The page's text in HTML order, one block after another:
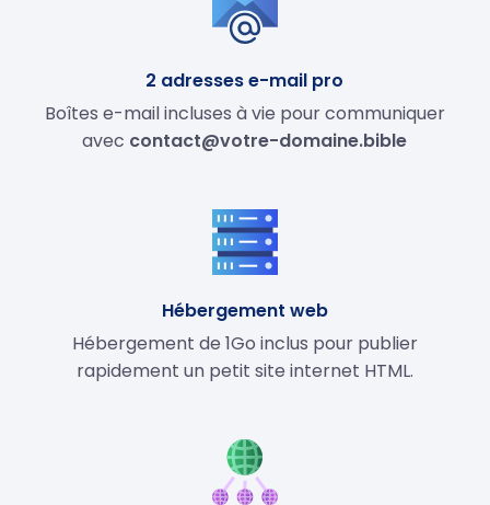
2 adresses e-mail pro
Boîtes e-mail incluses à vie pour communiquer
avec contact@votre-domaine.bible
Hébergement web
Hébergement de 1Go inclus pour publier
rapidement un petit site internet HTML.